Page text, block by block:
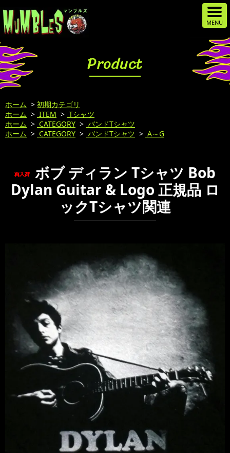
Product
ホーム > 初期カテゴリ
ホーム > ITEM > Tシャツ
ホーム > CATEGORY > バンドTシャツ
ホーム > CATEGORY > バンドTシャツ > A～G
ボブ ディラン Tシャツ Bob
Dylan Guitar & Logo 正規品 ロ
ックTシャツ関連